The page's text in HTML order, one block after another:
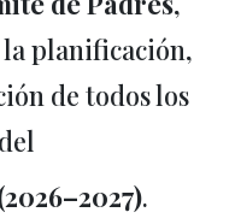
planificación,
de todos los
.